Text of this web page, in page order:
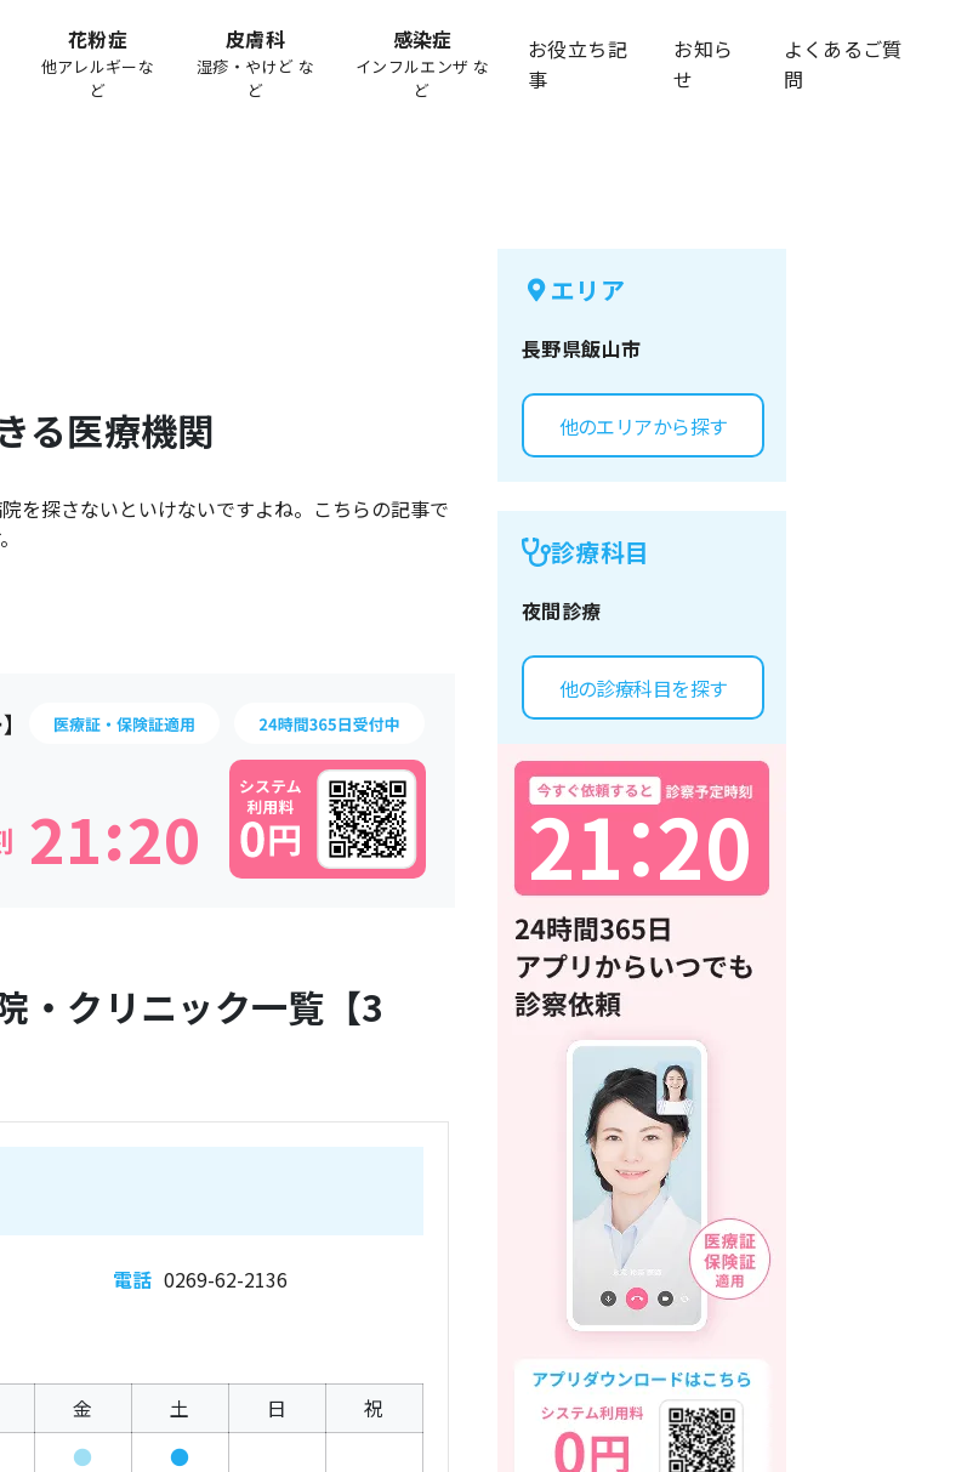
花粉症
他アレルギーな
ど
皮膚科
湿疹・やけど な
ど
感染症
インフルエンザ な
ど
お役立ち記
事
お知ら
せ
よくあるご質
問
る医療機関
を探さないといけないですよね。こちらの記事で
21 20
:
・クリニック一覧【3
電話 0269-62-2136
金 土 日 祝
● ●
エリア
長野県飯山市
他のエリアから探す
診療科目
夜間診療
他の診療科目を探す
21：
20